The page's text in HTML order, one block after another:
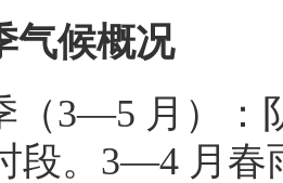
气候概况
（3—5 月）：
段。3—4 月春